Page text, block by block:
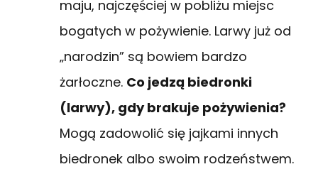
maju, najczęściej w pobliżu miejsc
bogatych w pożywienie. Larwy już od
„narodzin” są bowiem bardzo
żarłoczne. Co jedzą biedronki
(larwy), gdy brakuje pożywienia?
Mogą zadowolić się jajkami innych
biedronek albo swoim rodzeństwem.